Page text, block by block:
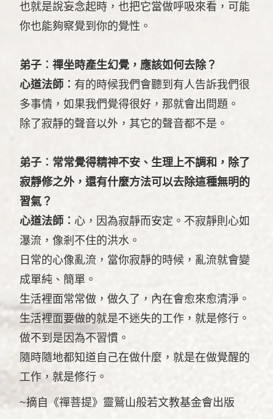
也就是說妄念起時，也把它當做呼吸來看，可能
你也能夠察覺到你的覺性。
弟子︰禪坐時產生幻覺，應該如何去除？
心道法師︰ 有的時候我們會聽到有人告訴我們很
多事情，如果我們覺得很好，那就會出問題。
除了寂靜的聲音以外，其它的聲音都不是。
弟子︰常常覺得精神不安、生理上不調和，除了
寂靜修之外，還有什麼方法可以去除這種無明的
習氣？
心道法師︰ 心，因為寂靜而安定。不寂靜則心如
瀑流，像剎不住的洪水。
日常的心像亂流，當你寂靜的時候，亂流就會變
成單純、簡單。
生活裡面常常做，做久了，內在會愈來愈清淨。
生活裡面要做的就是不迷失的工作，就是修行。
做不到是因為不習慣。
隨時隨地都知道自己在做什麼，就是在做覺醒的
工作，就是修行。
~摘自《禪菩提》靈鷲山般若文教基金會出版